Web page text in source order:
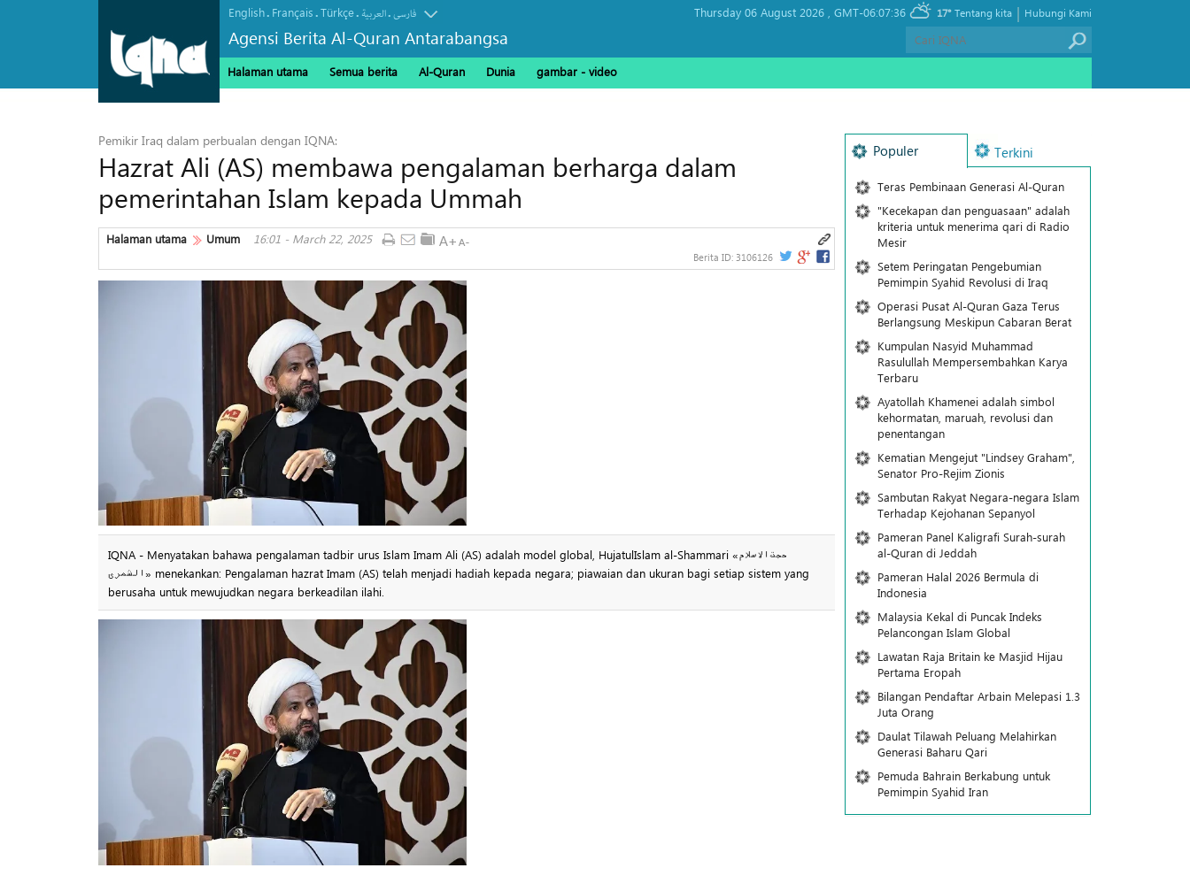
English. Français.Türkçe. العربیة.فارسی
Agensi Berita Al-Quran Antarabangsa
Thursday 06 August 2026 , GMT-06:07:36 17° Hubungi Kami
|
Tentang kita
Halaman utama Semua berita Al-Quran Dunia gambar - video
Pemikir Iraq dalam perbualan dengan IQNA:
Hazrat Ali (AS) membawa pengalaman berharga dalam
pemerintahan Islam kepada Ummah
Halaman utama Umum 16:01 - March 22, 2025
Berita ID: 3106126
IQNA - Menyatakan bahawa pengalaman tadbir urus Islam Imam Ali (AS) adalah model global, HujatulIslam al-Shammari «حجت‌الاسلام
الشمری» menekankan: Pengalaman hazrat Imam (AS) telah menjadi hadiah kepada negara; piawaian dan ukuran bagi setiap sistem yang
berusaha untuk mewujudkan negara berkeadilan ilahi.
Populer Terkini
Teras Pembinaan Generasi Al-Quran
"Kecekapan dan penguasaan" adalah
kriteria untuk menerima qari di Radio
Mesir
Setem Peringatan Pengebumian
Pemimpin Syahid Revolusi di Iraq
Operasi Pusat Al-Quran Gaza Terus
Berlangsung Meskipun Cabaran Berat
Kumpulan Nasyid Muhammad
Rasulullah Mempersembahkan Karya
Terbaru
Ayatollah Khamenei adalah simbol
kehormatan, maruah, revolusi dan
penentangan
Kematian Mengejut "Lindsey Graham",
Senator Pro-Rejim Zionis
Sambutan Rakyat Negara-negara Islam
Terhadap Kejohanan Sepanyol
Pameran Panel Kaligrafi Surah-surah
al-Quran di Jeddah
Pameran Halal 2026 Bermula di
Indonesia
Malaysia Kekal di Puncak Indeks
Pelancongan Islam Global
Lawatan Raja Britain ke Masjid Hijau
Pertama Eropah
Bilangan Pendaftar Arbain Melepasi 1.3
Juta Orang
Daulat Tilawah Peluang Melahirkan
Generasi Baharu Qari
Pemuda Bahrain Berkabung untuk
Pemimpin Syahid Iran